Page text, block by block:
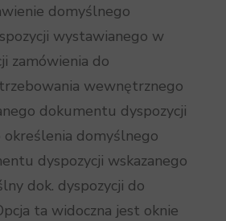
domyślnego
wystawianego w
zamówienia do
wewnętrznego
dokumentu dyspozycji
określenia domyślnego
dyspozycji wskazanego
dok. dyspozycji do
ta widoczna jest oknie